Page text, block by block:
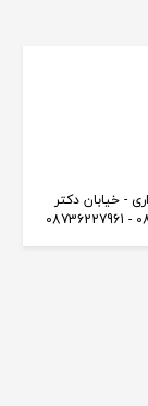
- خیابان دکتر